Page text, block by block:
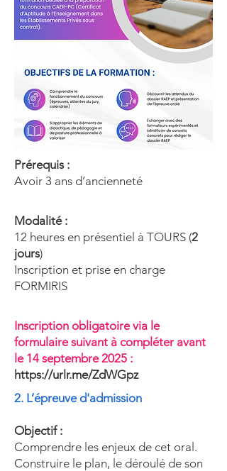
Prérequis :
Avoir 3 ans d’ancienneté
Modalité :
12 heures en présentiel à TOURS (2
jours)
Inscription et prise en charge
FORMIRIS
Inscription obligatoire via le
formulaire suivant à compléter avant
le 14 septembre 2025 :
https://urlr.me/ZdWGpz
2. L’épreuve d'admission
Objectif :
Comprendre les enjeux de cet oral.
Construire le plan, le déroulé de son